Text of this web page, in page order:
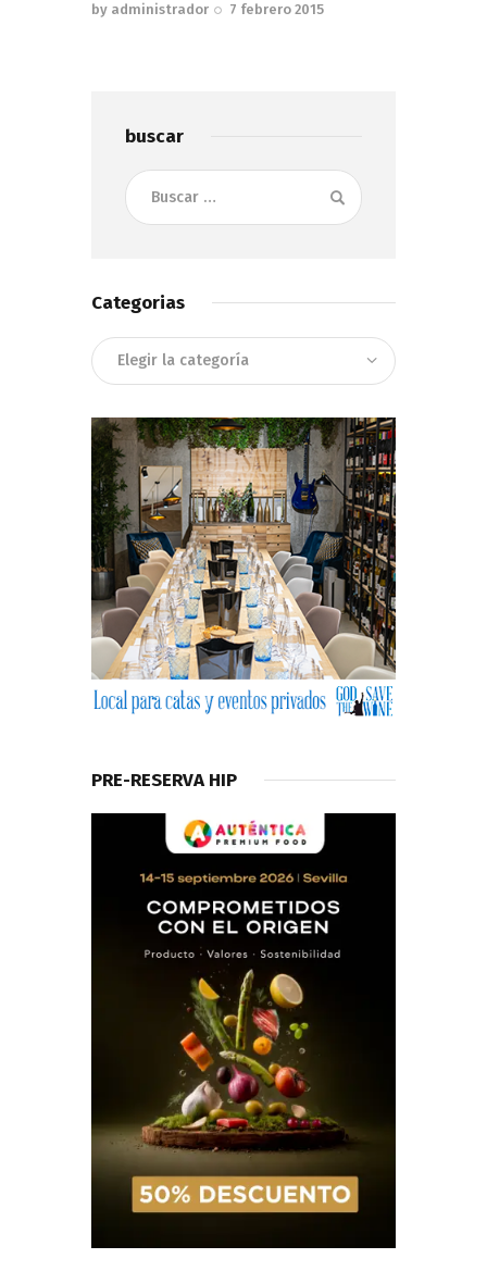
by administrador 7 febrero 2015
buscar
Buscar:
Categorias
Categorias
PRE-RESERVA HIP